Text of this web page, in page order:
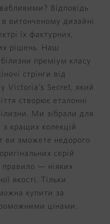
Відповідь
витонченому дизайні
їх фактурних,
рішень.
Наш
преміум класу
стрінги від
Victoria's Secret, який
створює еталонні
Ми зібрали для
з кращих колекцій
ви зможете недорого
серій
— ніяких
якості. Тільки
купити за
цінами.